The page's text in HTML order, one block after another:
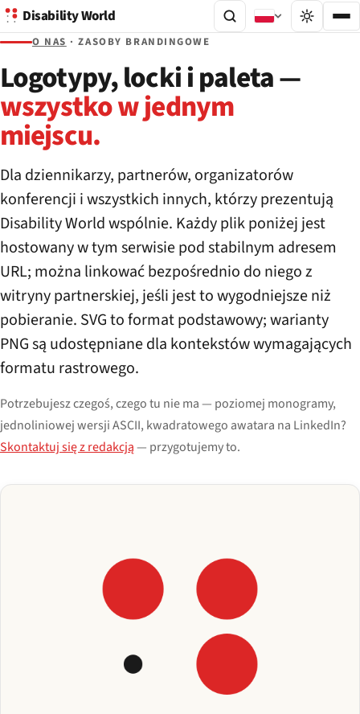
Disability World
O NAS · ZASOBY BRANDINGOWE
Logotypy, locki i paleta —
wszystko w jednym
miejscu.
Dla dziennikarzy, partnerów, organizatorów
konferencji i wszystkich innych, którzy prezentują
Disability World wspólnie. Każdy plik poniżej jest
hostowany w tym serwisie pod stabilnym adresem
URL; można linkować bezpośrednio do niego z
witryny partnerskiej, jeśli jest to wygodniejsze niż
pobieranie. SVG to format podstawowy; warianty
PNG są udostępniane dla kontekstów wymagających
formatu rastrowego.
Potrzebujesz czegoś, czego tu nie ma — poziomej monogramy,
jednoliniowej wersji ASCII, kwadratowego awatara na LinkedIn?
Skontaktuj się z redakcją— przygotujemy to.